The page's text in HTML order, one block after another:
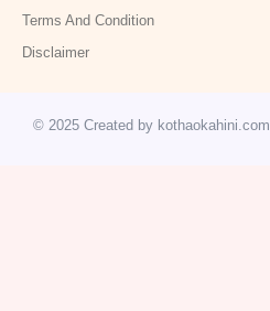
Terms And Condition
Disclaimer
© 2025 Created by kothaokahini.com